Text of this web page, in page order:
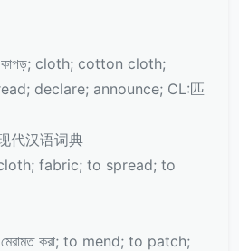
cloth; cotton cloth;
declare; announce; CL:匹
代汉语词典
fabric; to spread; to
করা; to mend; to patch;